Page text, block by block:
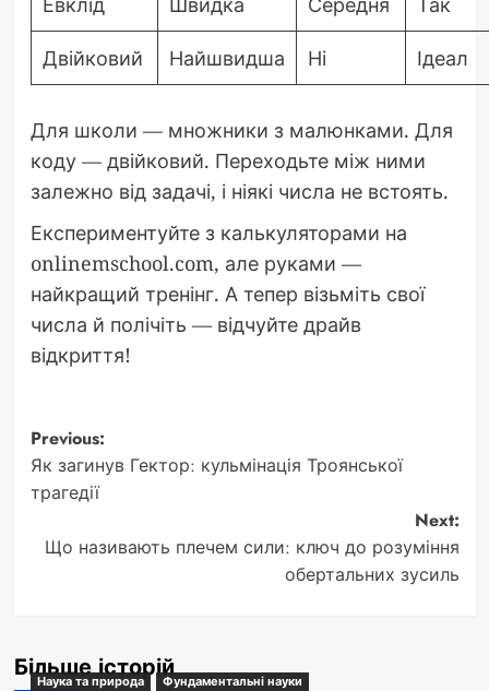
Двійковий Найшвидша Ні Ідеал
Для школи — множники з малюнками. Для
коду — двійковий. Переходьте між ними
залежно від задачі, і ніякі числа не встоять.
Експериментуйте з калькуляторами на
onlinemschool.com, але руками —
найкращий тренінг. А тепер візьміть свої
числа й полічіть — відчуйте драйв
відкриття!
Post
navigation
Previous:
Як загинув Гектор: кульмінація Троянської
трагедії
Next:
Що називають плечем сили: ключ до розуміння
обертальних зусиль
Більше історій
Наука та природа Фундаментальні науки